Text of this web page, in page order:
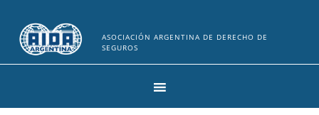
ASOCIACIÓN ARGENTINA DE DERECHO DE
SEGUROS